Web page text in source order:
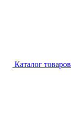
Каталог товаров